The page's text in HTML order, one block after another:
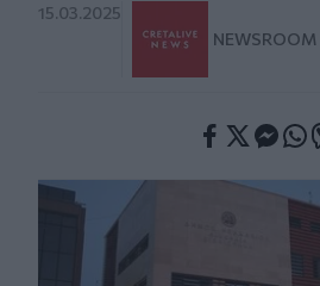
15.03.2025
NEWSROOM